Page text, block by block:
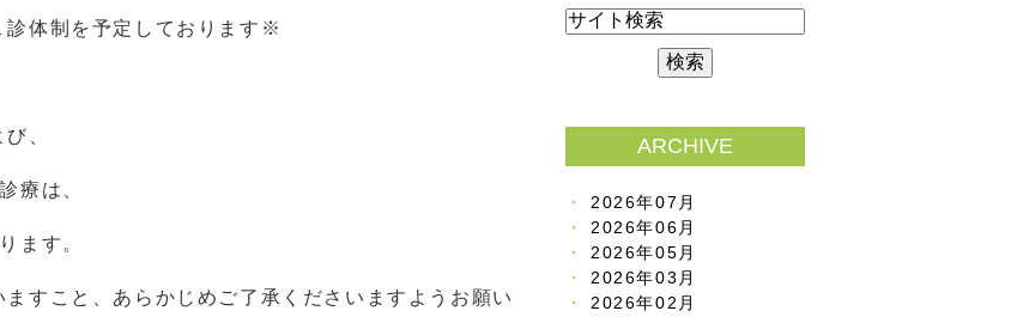
体制を予定しております※
、
療は、
ます。
すこと、あらかじめご了承くださいますようお願い
ARCHIVE
2026年07月
2026年06月
2026年05月
2026年03月
2026年02月